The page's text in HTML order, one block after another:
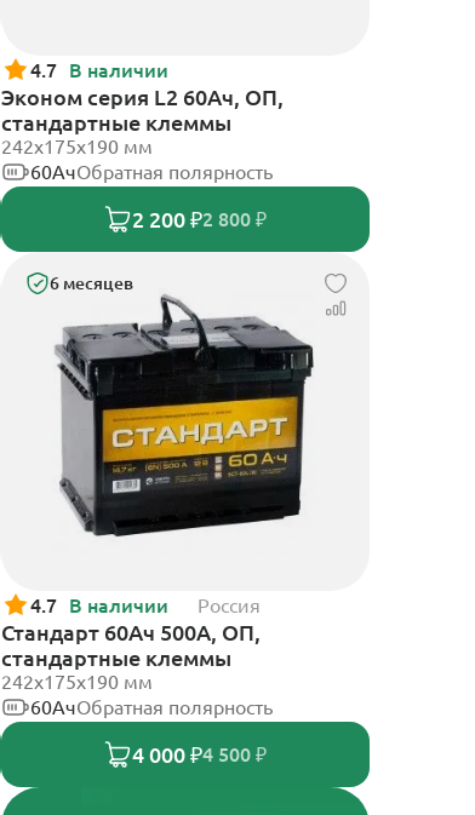
4.7 В наличии
Эконом серия L2 60Ач, ОП,
стандартные клеммы
242х175х190 мм
60АчОбратная полярность
2 200 ₽2 800 ₽
6 месяцев
4.7 В наличии Россия
Стандарт 60Ач 500А, ОП,
стандартные клеммы
242x175x190 мм
60АчОбратная полярность
4 000 ₽4 500 ₽